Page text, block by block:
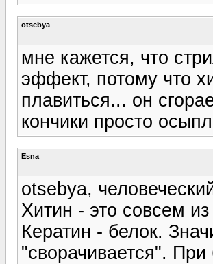
otsebya
мне кажется, что
эффект, потому что
плавиться... он
кончики просто
Esna
otsebya,
Хитин - это совсем
Кератин - белок.
"сворачивается".